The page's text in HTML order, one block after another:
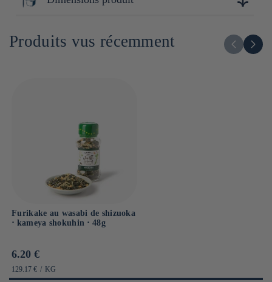
Lipides : 13.3g
Dont sucres : g
Sel : 14.7g
Produits vus récemment
Furikake au wasabi de shizuoka
⋅ kameya shokuhin ⋅ 48g
Prix
habituel
6.20 €
PRIX
129.17 € / PAR
KG